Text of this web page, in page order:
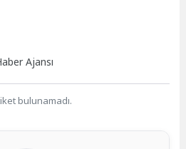
Ajansı
bulunamadı.